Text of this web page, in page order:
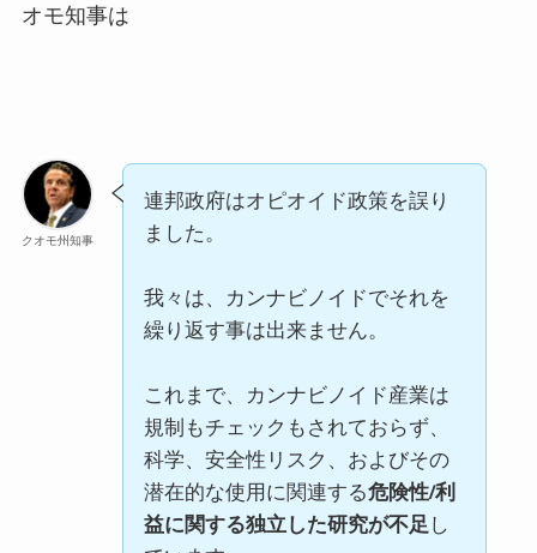
オモ知事は
クオモ州知事
連邦政府はオピオイド政策を誤り
ました。
我々は、カンナビノイドでそれを
繰り返す事は出来ません。
これまで、カンナビノイド産業は
規制もチェックもされておらず、
科学、安全性リスク、およびその
潜在的な使用に関連する危険性/利
益に関する独立した研究が不足し